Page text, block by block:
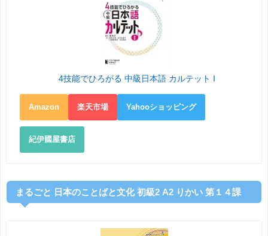
4技能でひろがる 中級日本語 カルテット I
Amazon 楽天市場 Yahooショッピング
紀伊國屋書店
まるごと 日本のことばと文化 初級2 A2 りかい 第１４課